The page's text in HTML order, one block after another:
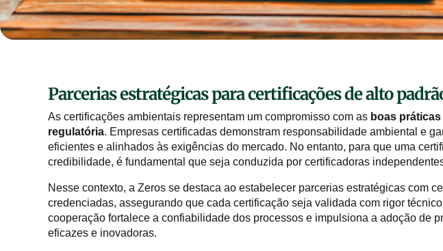
Parcerias estratégicas para certificações de alto
As certificações ambientais representam um compromisso com as boas
regulatória. Empresas certificadas demonstram responsabilidade ambiental e
eficientes e alinhados às exigências do mercado. No entanto, para que uma
credibilidade, é fundamental que seja conduzida por certificadoras
Nesse contexto, a Zeros se destaca ao estabelecer parcerias estratégicas com
credenciadas, assegurando que cada certificação seja validada com rigor
cooperação fortalece a confiabilidade dos processos e impulsiona a adoção de
eficazes e inovadoras.